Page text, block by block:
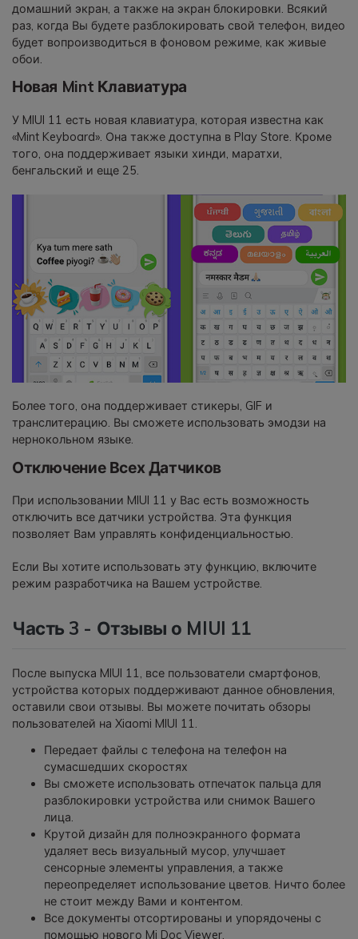
домашний экран, а также на экран блокировки. Всякий
раз, когда Вы будете разблокировать свой телефон, видео
будет вопроизводиться в фоновом режиме, как живые
обои.
Новая Mint Клавиатура
У MIUI 11 есть новая клавиатура, которая известна как
«Mint Keyboard». Она также доступна в Play Store. Кроме
того, она поддерживает языки хинди, маратхи,
бенгальский и еще 25.
Более того, она поддерживает стикеры, GIF и
транслитерацию. Вы сможете использовать эмодзи на
нернокольном языке.
Отключение Всех Датчиков
При использовании MIUI 11 у Вас есть возможность
отключить все датчики устройства. Эта функция
позволяет Вам управлять конфиденциальностью.
Если Вы хотите использовать эту функцию, включите
режим разработчика на Вашем устройстве.
Часть 3 - Отзывы о MIUI 11
После выпуска MIUI 11, все пользователи смартфонов,
устройства которых поддерживают данное обновления,
оставили свои отзывы. Вы можете почитать обзоры
пользователей на Xiaomi MIUI 11.
Передает файлы с телефона на телефон на
сумасшедших скоростях
Вы сможете использовать отпечаток пальца для
разблокировки устройства или снимок Вашего
лица.
Крутой дизайн для полноэкранного формата
удаляет весь визуальный мусор, улучшает
сенсорные элементы управления, а также
переопределяет использование цветов. Ничто более
не стоит между Вами и контентом.
Все документы отсортированы и упорядочены с
помощью нового Mi Doc Viewer.